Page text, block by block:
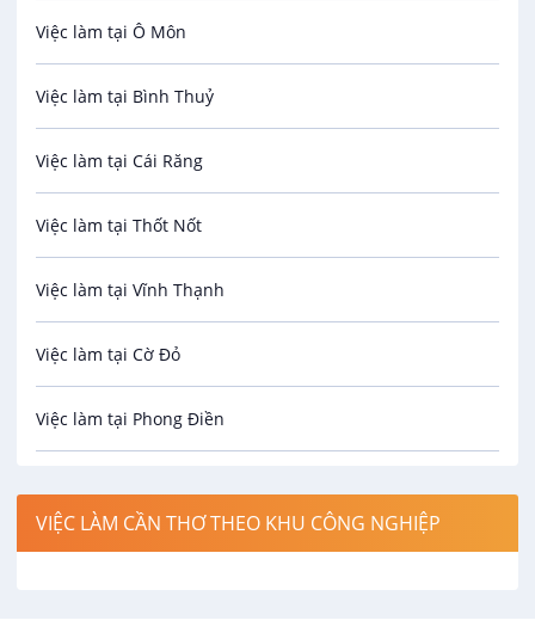
An toàn lao động
Bảo hiểm
Biên phiên dịch
Bưu chính viễn thông
Cơ khí
Công nghệ sinh học
Công nghệ thực phẩm
Điện / Điện tử / Điện lạnh
Hàng hải / Hàng không
Việc làm tại Ô Môn
Việc làm tại Bình Thuỷ
Việc làm tại Cái Răng
Việc làm tại Thốt Nốt
Việc làm tại Vĩnh Thạnh
Việc làm tại Cờ Đỏ
Việc làm tại Phong Điền
Việc làm tại Cái Khế
VIỆC LÀM CẦN THƠ THEO KHU CÔNG NGHIỆP